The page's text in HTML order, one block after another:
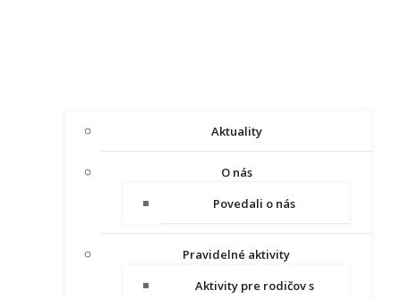
Aktuality
O nás
Povedali o nás
Pravidelné aktivity
Aktivity pre rodičov s